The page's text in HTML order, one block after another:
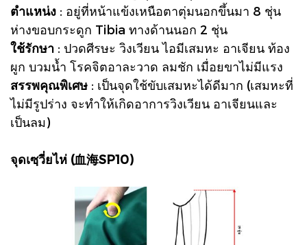
ตำแหน่ง : อยู่ที่หน้าแข้งเหนือตาตุ่มนอกขึ้นมา 8 ชุ่น
ห่างขอบกระดูก Tibia ทางด้านนอก 2 ชุ่น
ใช้รักษา : ปวดศีรษะ วิงเวียน ไอมีเสมหะ อาเจียน ท้อง
ผูก บวมน้ำ โรคจิตอาละวาด ลมชัก เมื่อยขาไม่มีแรง
สรรพคุณพิเศษ : เป็นจุดใช้ขับเสมหะได้ดีมาก (เสมหะที่
ไม่มีรูปร่าง จะทำให้เกิดอาการวิงเวียน อาเจียนและ
เป็นลม)
จุดเซฺวี่ยไห่ (血海SP10)